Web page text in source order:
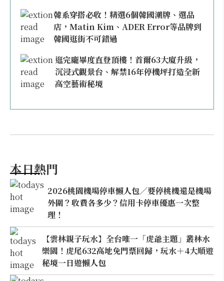
韓系穿搭必收！精選6個韓國潮牌、選品
店，Matin Kim、ADER Error等品牌到
韓國逛街不可錯過
逛完龐畢度直登頂樓！首爾63大廈升級，
沉浸式觀景台、解禁16年停機坪打造全新
高空藝術秘境
本日熱門
2026桃園機場停車懶人包／要停桃機還是機場
外圍？收費各多少？信用卡停車優惠一次整
理！
【雲林親子玩水】全台唯一「虎爺主題」叢林水
樂園！虎尾632高地免門票回歸，玩水＋4大順遊
秘境一日遊懶人包